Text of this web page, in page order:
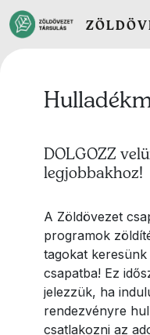
Ugrás a tartalomra
DOLGOZZ
legjobbakhoz!
A Zöldövezet
programok
tagokat
csapatba! Ez
jelezzük, ha
rendezvényre
csatlakozni az